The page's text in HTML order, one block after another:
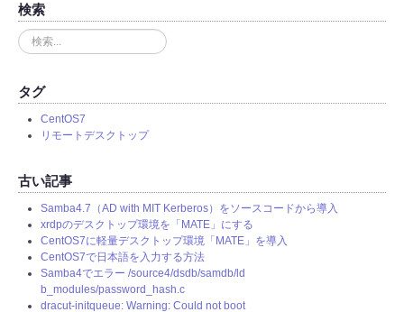
検索
検
索
.
タグ
CentOS7
リモートデスクトップ
古い記事
Samba4.7（AD with MIT Kerberos）をソースコードから導入
xrdpのデスクトップ環境を「MATE」にする
CentOS7に軽量デスクトップ環境「MATE」を導入
CentOS7で日本語を入力する方法
Samba4でエラー /source4/dsdb/samdb/ld
b_modules/password_hash.c
dracut-initqueue: Warning: Could not boot